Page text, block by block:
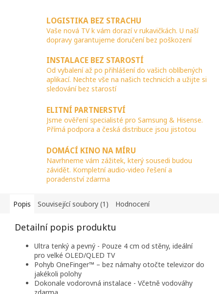
LOGISTIKA BEZ STRACHU
Vaše nová TV k vám dorazí v rukavičkách. U naší
dopravy garantujeme doručení bez poškození
INSTALACE BEZ STAROSTÍ
Od vybalení až po přihlášení do vašich oblíbených
aplikací. Nechte vše na našich technicích a užijte si
sledování bez starostí
ELITNÍ PARTNERSTVÍ
Jsme ověření specialisté pro Samsung & Hisense.
Přímá podpora a česká distribuce jsou jistotou
DOMÁCÍ KINO NA MÍRU
Navrhneme vám zážitek, který sousedi budou
závidět. Kompletní audio-video řešení a
poradenství zdarma
Popis Související soubory (1) Hodnocení
Detailní popis produktu
Ultra tenký a pevný - Pouze 4 cm od stěny, ideální
pro velké OLED/QLED TV
Pohyb OneFinger™ – bez námahy otočte televizor do
jakékoli polohy
Dokonale vodorovná instalace - Včetně vodováhy